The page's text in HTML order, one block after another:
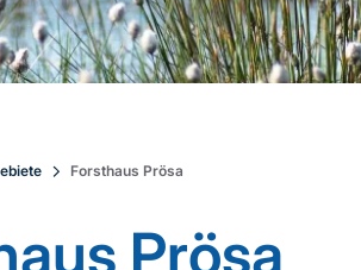
Forsthaus Prösa
Prösa